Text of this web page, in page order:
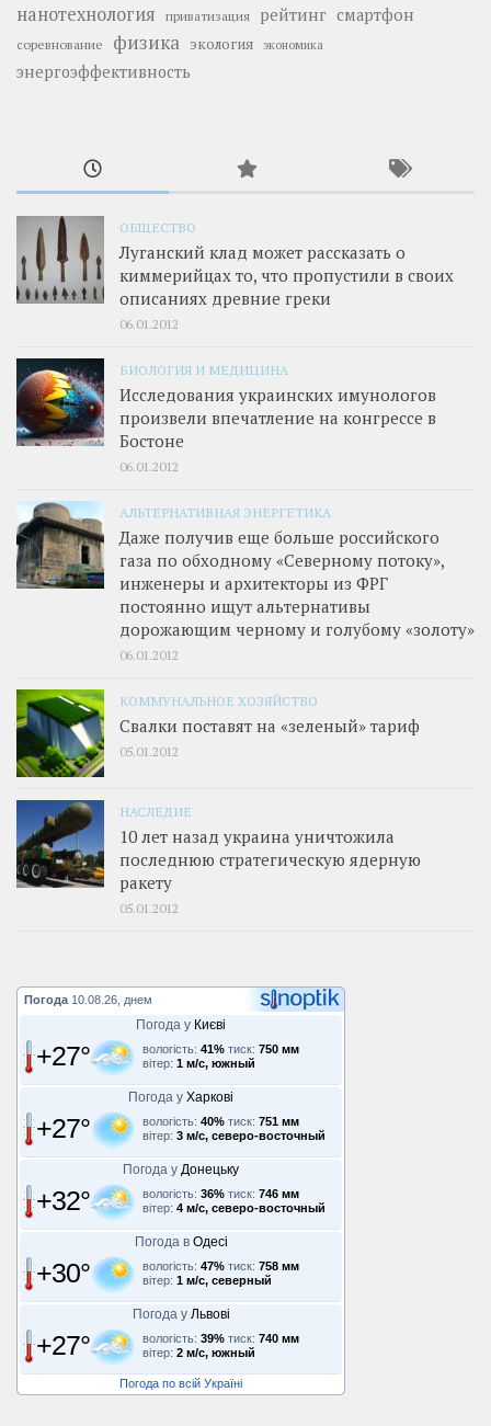
нанотехнология приватизация рейтинг смартфон
соревнование физика экология экономика
энергоэффективность
ОБЩЕСТВО
Луганский клад может рассказать о
киммерийцах то, что пропустили в своих
описаниях древние греки
06.01.2012
БИОЛОГИЯ И МЕДИЦИНА
Исследования украинских имунологов
произвели впечатление на конгрессе в
Бостоне
06.01.2012
АЛЬТЕРНАТИВНАЯ ЭНЕРГЕТИКА
Даже получив еще больше российского
газа по обходному «Северному потоку»,
инженеры и архитекторы из ФРГ
постоянно ищут альтернативы
дорожающим черному и голубому «золоту»
06.01.2012
КОММУНАЛЬНОЕ ХОЗЯЙСТВО
Свалки поставят на «зеленый» тариф
05.01.2012
НАСЛЕДИЕ
10 лет назад украина уничтожила
последнюю стратегическую ядерную
ракету
05.01.2012
Погода 10.08.26, днем
Погода у Києві
+27° вологість: 41% тиск: 750 мм
вітер: 1 м/с, южный
Погода у Харкові
+27° вологість: 40% тиск: 751 мм
вітер: 3 м/с, северо-восточный
Погода у Донецьку
+32° вологість: 36% тиск: 746 мм
вітер: 4 м/с, северо-восточный
Погода в Одесі
+30° вологість: 47% тиск: 758 мм
вітер: 1 м/с, северный
Погода у Львові
+27° вологість: 39% тиск: 740 мм
вітер: 2 м/с, южный
Погода по всій Україні